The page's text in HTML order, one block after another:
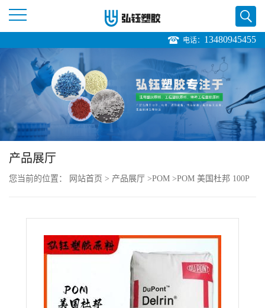
页
公
电话： 13480945455
产品展厅
您当前的位置： 网站首页 > 产品展厅 >POM >POM 美国杜邦 100P